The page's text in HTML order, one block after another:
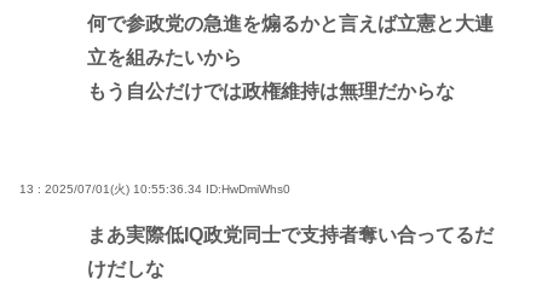
何で参政党の急進を煽るかと言えば立憲と大連
立を組みたいから
もう自公だけでは政権維持は無理だからな
13 : 2025/07/01(火) 10:55:36.34 ID:HwDmiWhs0
まあ実際低IQ政党同士で支持者奪い合ってるだ
けだしな